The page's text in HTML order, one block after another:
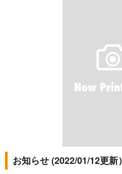
お知らせ (2022/01/12更新）